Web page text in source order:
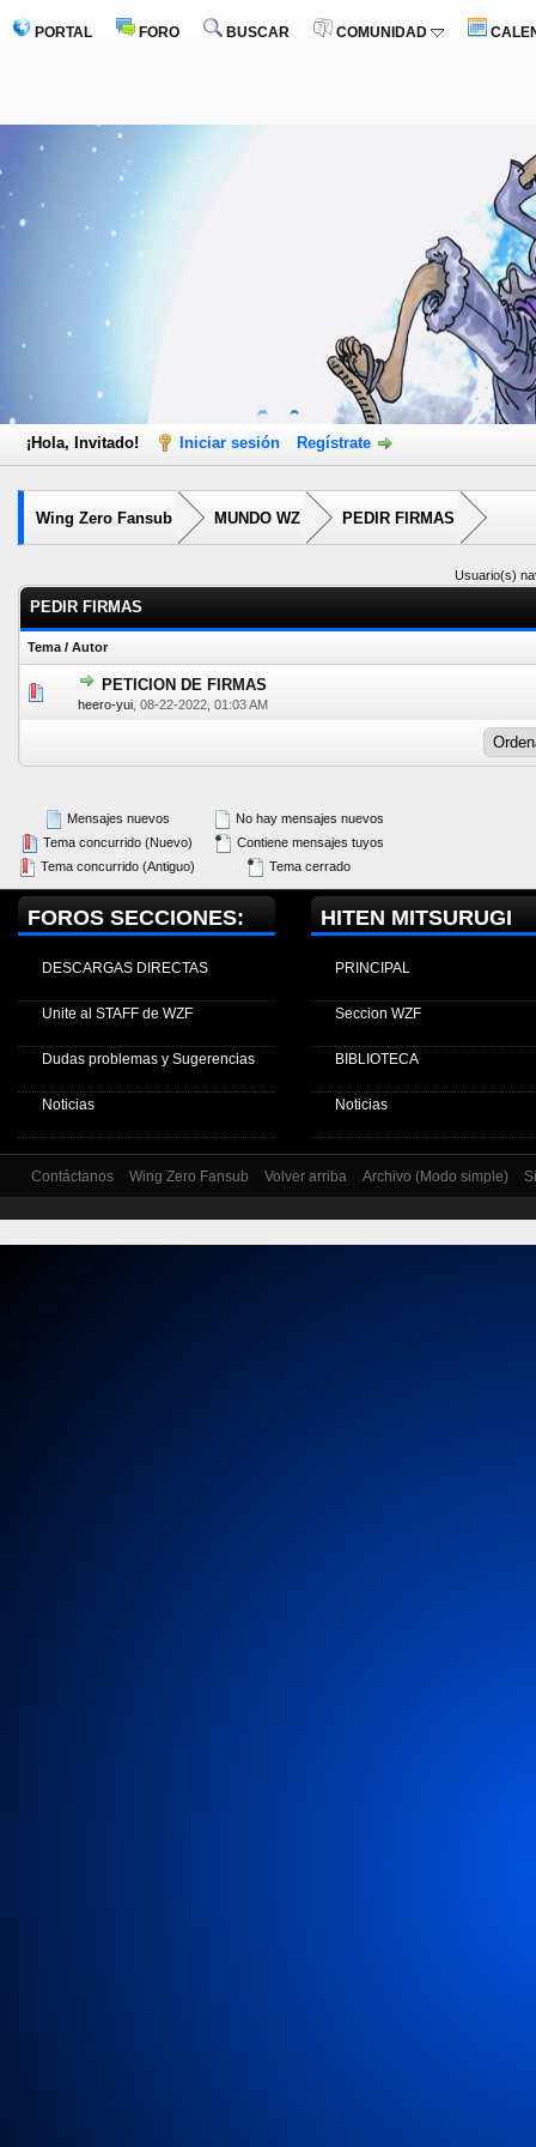
PORTAL FORO BUSCAR COMUNIDAD
¡Hola, Invitado! Iniciar sesión Regístrate
Wing Zero Fansub MUNDO WZ PEDIR FIRMAS
Usuario(s)
PEDIR FIRMAS
Tema / Autor
PETICION DE FIRMAS
heero-yui 08-22-2022, 01:03 AM
0 voto(s) - Media 0 de 5
123
Mensajes nuevos
Tema concurrido (Nuevo)
Tema concurrido (Antiguo)
No hay mensajes nuevos
Contiene mensajes tuyos
Tema cerrado
FOROS SECCIONES:
DESCARGAS DIRECTAS
Unite al STAFF de WZF
Dudas problemas y Sugerencias
Noticias
HITEN MITSURUGI
PRINCIPAL
Seccion WZF
BIBLIOTECA
Noticias
Contáctanos Wing Zero Fansub Volver arriba Archivo (Modo simple)